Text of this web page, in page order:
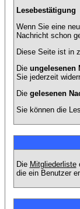
Lesebestätigung
Wenn Sie eine
Nachricht schon
Diese Seite ist in
Die ungelesenen
Sie jederzeit
Die gelesenen
Sie können die
Die Mitgliederliste
die ein Benutzer